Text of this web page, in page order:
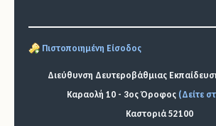
Πιστοποιημένη Είσοδος
Διεύθυνση Δευτεροβάθμιας
Καραολή 10 - 3ος Όροφος (Δείτε
Καστοριά 52100